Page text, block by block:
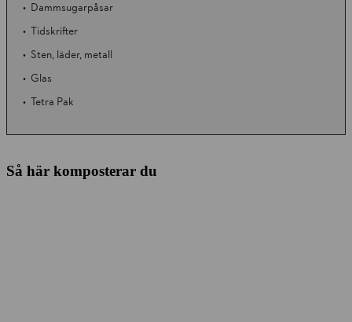
Dammsugarpåsar
Tidskrifter
Sten, läder, metall
Glas
Tetra Pak
Så här komposterar du